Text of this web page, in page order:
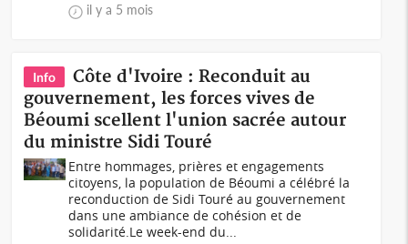
il y a 5 mois
Info
Côte d'Ivoire : Reconduit au
gouvernement, les forces vives de
Béoumi scellent l'union sacrée autour
du ministre Sidi Touré
Entre hommages, prières et engagements
citoyens, la population de Béoumi a célébré la
reconduction de Sidi Touré au gouvernement
dans une ambiance de cohésion et de
solidarité.Le week-end du...